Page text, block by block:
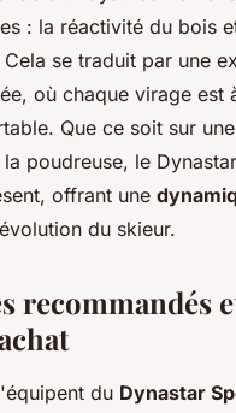
: la réactivité du bois
se traduit par une
où chaque virage est
Que ce soit sur
poudreuse, le
offrant une
du skieur.
recommandés
du Dynastar